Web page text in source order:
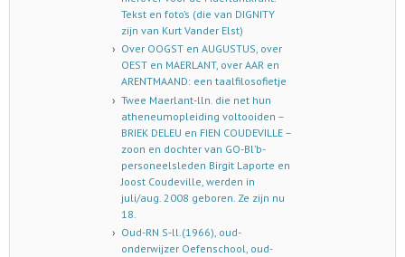
Tekst en foto’s (die van DIGNITY
zijn van Kurt Vander Elst)
Over OOGST en AUGUSTUS, over
OEST en MAERLANT, over AAR en
ARENTMAAND: een taalfilosofietje
Twee Maerlant-lln. die net hun
atheneumopleiding voltooiden –
BRIEK DELEU en FIEN COUDEVILLE –
zoon en dochter van GO-Bl’b-
personeelsleden Birgit Laporte en
Joost Coudeville, werden in
juli/aug. 2008 geboren. Ze zijn nu
18.
Oud-RN S-ll.(1966), oud-
onderwijzer Oefenschool, oud-